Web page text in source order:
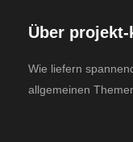
Über
Wie liefern
allgemeinen